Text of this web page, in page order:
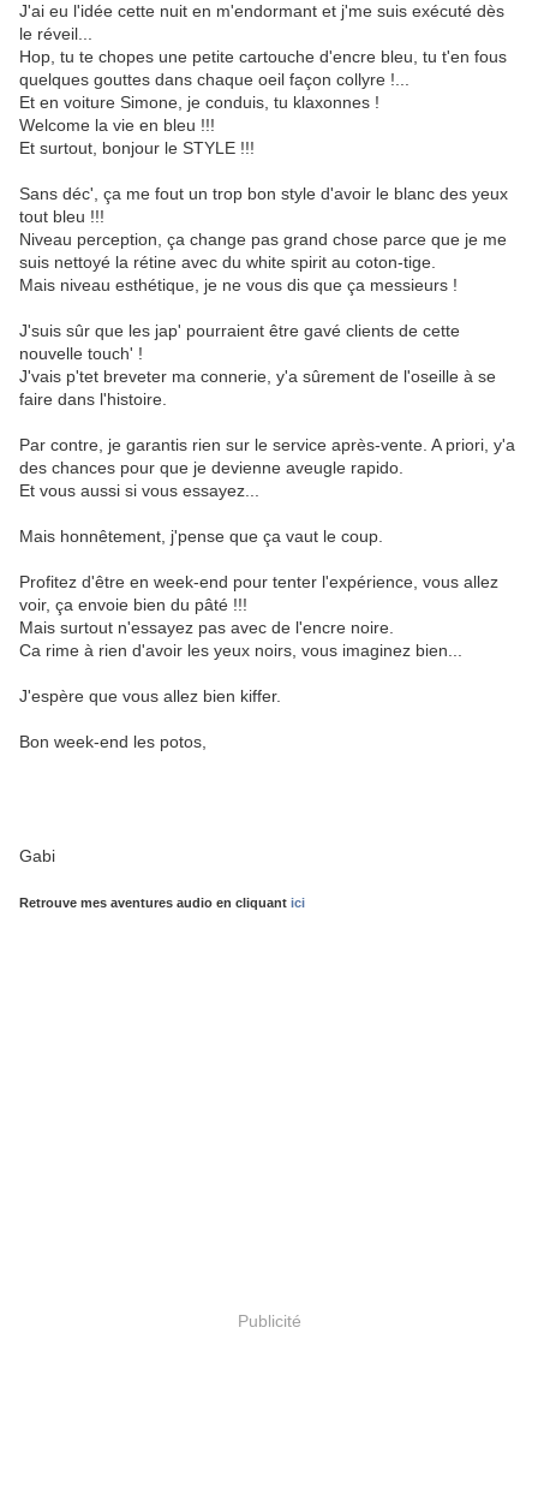
J'ai eu l'idée cette nuit en m'endormant et j'me suis exécuté dès
le réveil...
Hop, tu te chopes une petite cartouche d'encre bleu, tu t'en fous
quelques gouttes dans chaque oeil façon collyre !...
Et en voiture Simone, je conduis, tu klaxonnes !
Welcome la vie en bleu !!!
Et surtout, bonjour le STYLE !!!
Sans déc', ça me fout un trop bon style d'avoir le blanc des yeux
tout bleu !!!
Niveau perception, ça change pas grand chose parce que je me
suis nettoyé la rétine avec du white spirit au coton-tige.
Mais niveau esthétique, je ne vous dis que ça messieurs !
J'suis sûr que les jap' pourraient être gavé clients de cette
nouvelle touch' !
J'vais p'tet breveter ma connerie, y'a sûrement de l'oseille à se
faire dans l'histoire.
Par contre, je garantis rien sur le service après-vente. A priori, y'a
des chances pour que je devienne aveugle rapido.
Et vous aussi si vous essayez...
Mais honnêtement, j'pense que ça vaut le coup.
Profitez d'être en week-end pour tenter l'expérience, vous allez
voir, ça envoie bien du pâté !!!
Mais surtout n'essayez pas avec de l'encre noire.
Ca rime à rien d'avoir les yeux noirs, vous imaginez bien...
J'espère que vous allez bien kiffer.
Bon week-end les potos,
Gabi
Retrouve mes aventures audio en cliquant ici
Publicité